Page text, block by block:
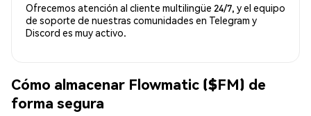
Ofrecemos atención al cliente multilingüe 24/7, y el equipo
de soporte de nuestras comunidades en Telegram y
Discord es muy activo.
Cómo almacenar Flowmatic ($FM) de
forma segura